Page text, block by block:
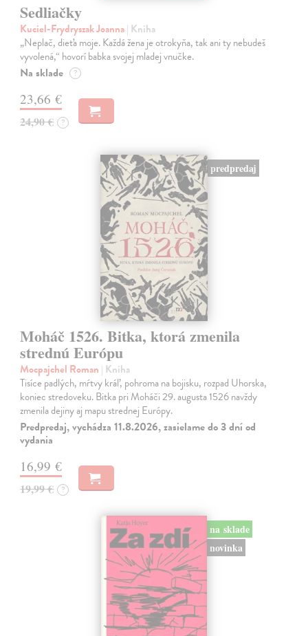
Sedliačky
Kuciel-Frydryszak Joanna| Kniha
„Neplač, dieťa moje. Každá žena je otrokyňa, tak ani ty nebudeš
vyvolená,“ hovorí babka svojej mladej vnučke.
Na sklade ?
23,66 €
24,90 € ?
predpredaj
Moháč 1526. Bitka, ktorá zmenila
strednú Európu
Mocpajchel Roman | Kniha
Tisíce padlých, mŕtvy kráľ, pohroma na bojisku, rozpad Uhorska,
koniec stredoveku. Bitka pri Moháči 29. augusta 1526 navždy
zmenila dejiny aj mapu strednej Európy.
Predpredaj, vychádza 11.8.2026, zasielame do 3 dní od
vydania
16,99 €
19,99 € ?
na sklade
novinka